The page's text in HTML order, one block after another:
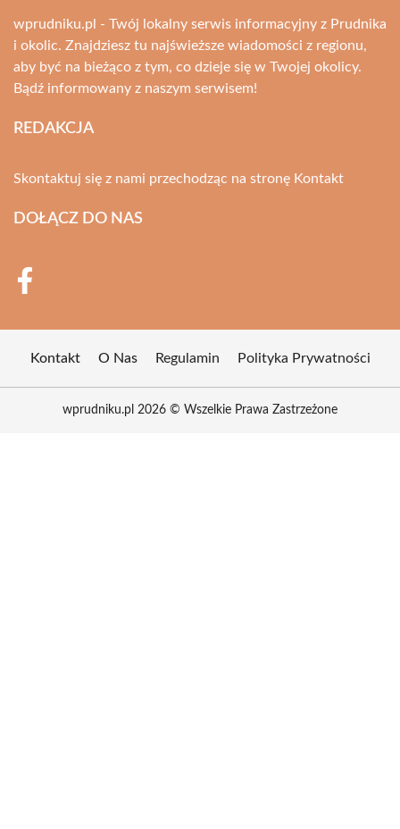
wprudniku.pl - Twój lokalny serwis informacyjny z Prudnika
i okolic. Znajdziesz tu najświeższe wiadomości z regionu,
aby być na bieżąco z tym, co dzieje się w Twojej okolicy.
Bądź informowany z naszym serwisem!
REDAKCJA
Skontaktuj się z nami przechodząc na stronę Kontakt
DOŁĄCZ DO NAS
Kontakt O Nas Regulamin Polityka Prywatności
wprudniku.pl 2026 © Wszelkie Prawa Zastrzeżone